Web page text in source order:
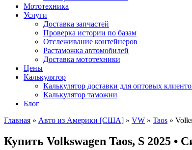
Мототехника
Услуги
Доставка запчастей
Проверка истории по базам
Отслеживание контейнеров
Растаможка автомобилей
Доставка мототехники
Цены
Калькулятор
Калькулятор доставки для оптовых
Калькулятор таможни
Блог
Главная » Авто из Америки [США] » VW » Taos »
Купить Volkswagen Taos, S 2025 •